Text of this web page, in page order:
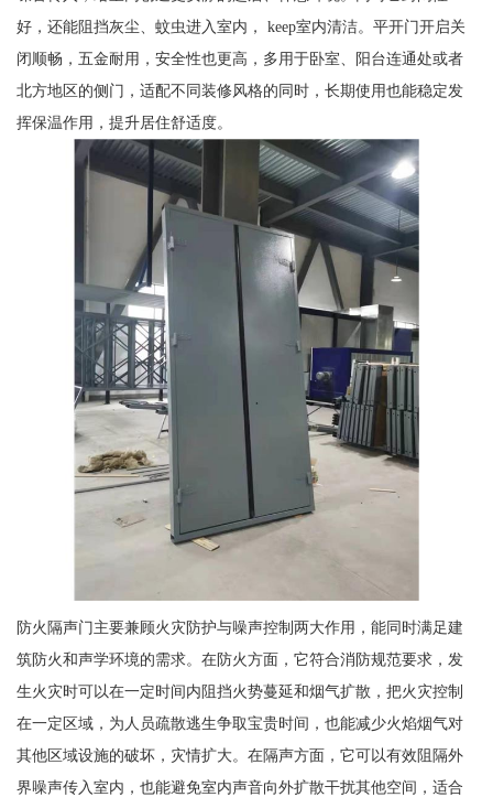
好，还能阻挡灰尘、蚊虫进入室内， keep室内清洁。平开门开启关
闭顺畅，五金耐用，安全性也更高，多用于卧室、阳台连通处或者
北方地区的侧门，适配不同装修风格的同时，长期使用也能稳定发
挥保温作用，提升居住舒适度。
防火隔声门主要兼顾火灾防护与噪声控制两大作用，能同时满足建
筑防火和声学环境的需求。在防火方面，它符合消防规范要求，发
生火灾时可以在一定时间内阻挡火势蔓延和烟气扩散，把火灾控制
在一定区域，为人员疏散逃生争取宝贵时间，也能减少火焰烟气对
其他区域设施的破坏，灾情扩大。在隔声方面，它可以有效阻隔外
界噪声传入室内，也能避免室内声音向外扩散干扰其他空间，适合